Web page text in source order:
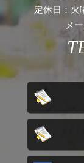
定休日：
メ